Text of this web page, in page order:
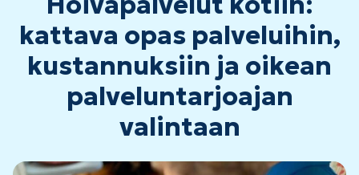
kattava opas palveluihin,
kustannuksiin ja oikean
palveluntarjoajan
valintaan